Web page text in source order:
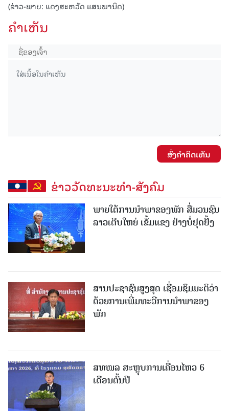
(ຂ່າວ-ພາບ: ແດງສະຫວັດ ແສນພານິດ)
ຄໍາເຫັນ
ສົ່ງຄໍາຄິດເຫັນ
ຂ່າວວັດທະນະທຳ-ສັງຄົມ
ພາຍໃຕ້ການນໍາພາຂອງພັກ ສື່ມວນຊົນ
ລາວເຕີບໃຫຍ່ ເຂັ້ມແຂງ ຢ່າງບໍ່ຢຸດຢັ້ງ
ສານປະຊາຊົນສູງສຸດ ເຊື່ອມຊຶມມະຕິວ່າ
ດ້ວຍການເພີ່ມທະວີການນຳພາຂອງ
ພັກ
ສທໜລ ສະຫຼຸບການເຄື່ອນໄຫວ 6
ເດືອນຕົ້ນປີ